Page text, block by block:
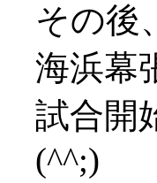
その後
海浜幕
試合開
(^^;)